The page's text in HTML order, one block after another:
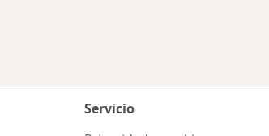
Servicio